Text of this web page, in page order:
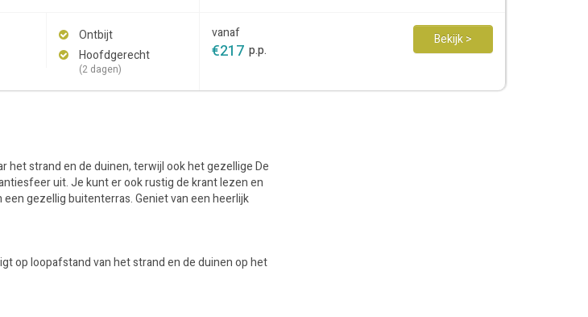
Ontbijt
Hoofdgerecht
(2 dagen)
vanaf
€217 p.p.
Bekijk >
het strand en de duinen, terwijl ook het gezellige De
uit. Je kunt er ook rustig de krant lezen en
gezellig buitenterras. Geniet van een heerlijk
op loopafstand van het strand en de duinen op het